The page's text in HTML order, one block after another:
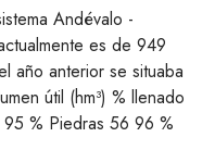
Andévalo -
es de 949
año anterior se situaba
útil (hm³) % llenado
% Piedras 56 96 %